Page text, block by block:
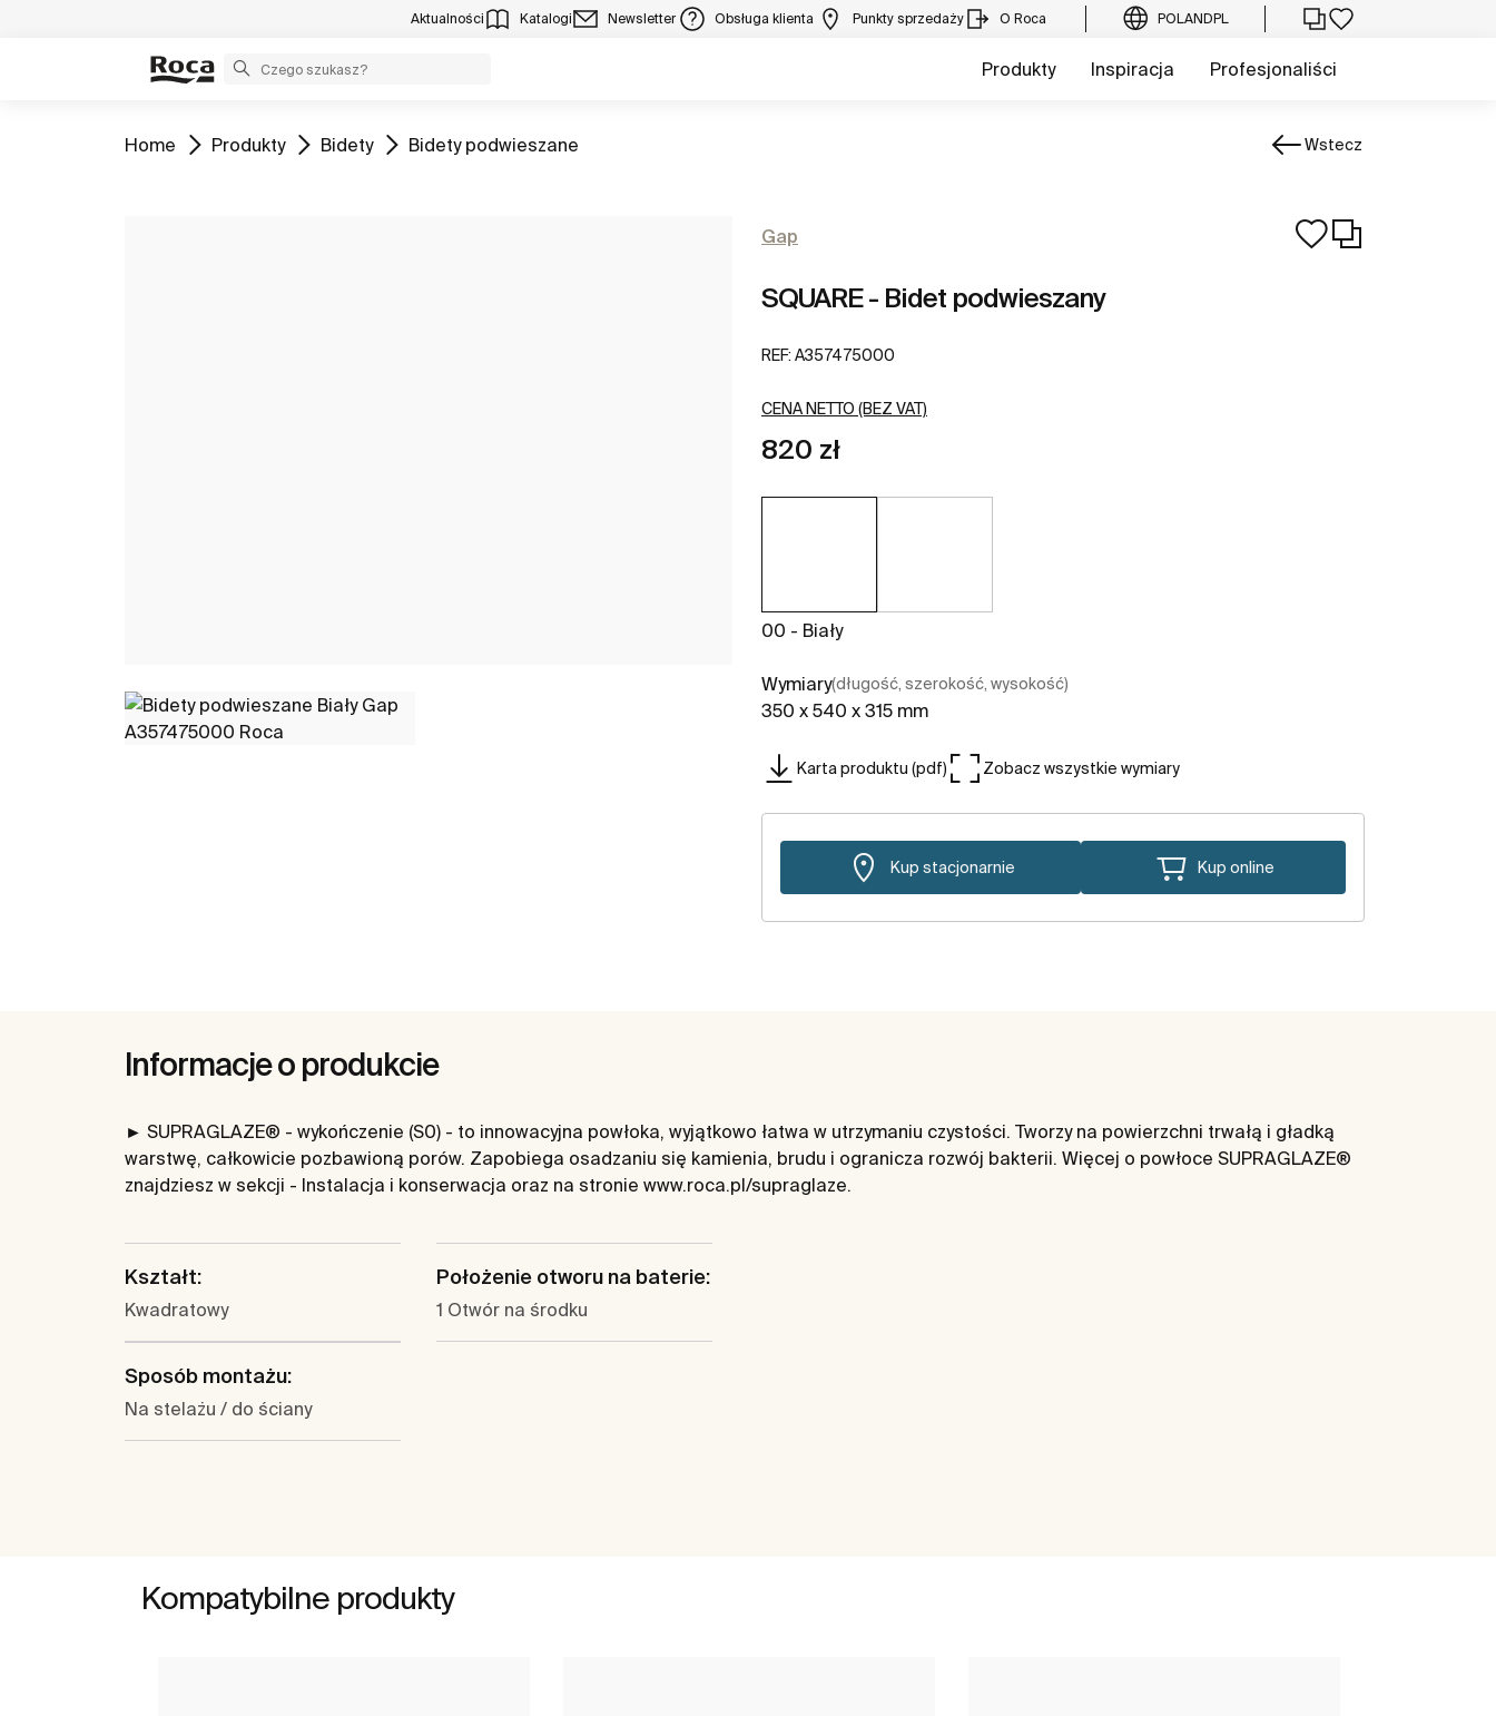
Aktualności Katalogi Newsletter Obsługa klienta Punkty sprzedaży O Roca POLANDPL
Produkty Inspiracja Profesjonaliści
Zobacz
Home Zobacz
Produkty Zobacz
Bidety Zobacz
Bidety podwieszane Wstecz
Gap
SQUARE - Bidet podwieszany
REF: A357475000
CENA NETTO (BEZ VAT)
820 zł
00 - Biały
Wymiary(długość, szerokość, wysokość)
350 x 540 x 315 mm
Karta produktu (pdf) Zobacz wszystkie wymiary
Kup stacjonarnie Kup online
Informacje o produkcie
► SUPRAGLAZE® - wykończenie (S0) - to innowacyjna powłoka, wyjątkowo łatwa w utrzymaniu czystości. Tworzy na powierzchni trwałą i gładką
warstwę, całkowicie pozbawioną porów. Zapobiega osadzaniu się kamienia, brudu i ogranicza rozwój bakterii. Więcej o powłoce SUPRAGLAZE®
znajdziesz w sekcji - Instalacja i konserwacja oraz na stronie www.roca.pl/supraglaze.
Kształt:
Kwadratowy
Położenie otworu na baterie:
1 Otwór na środku
Sposób montażu:
Na stelażu / do ściany
Kompatybilne produkty